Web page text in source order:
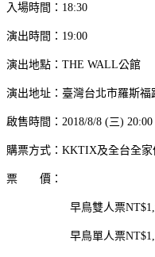
入場時間：18:30
演出時間：19:00
演出地點：THE WALL公館
演出地址：臺灣台北市羅斯福
啟售時間：2018/8/8 (三) 20:00
購票方式：KKTIX及全台全家
票 價：
早鳥雙人票
早鳥單人票